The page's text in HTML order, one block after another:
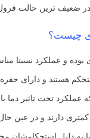
ضعیف ترین حالت فرول
چیست؟
و عملکرد نسبتا
هستند و دارای حفره
عملکرد تحت تاثیر دما
دارند و در عین